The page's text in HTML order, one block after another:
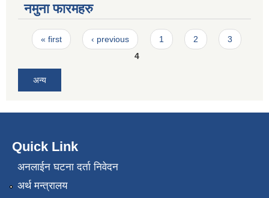
नमुना फारमहरु
Pages
« first ‹ previous 1 2
3
4
अन्य
Quick Link
अनलाईन घटना दर्ता निवेदन
अर्थ मन्त्रालय